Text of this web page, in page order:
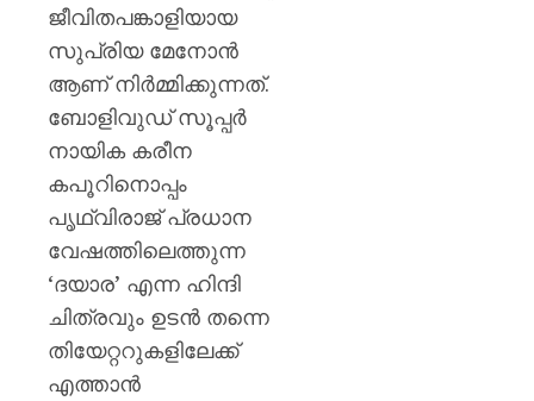
ജീവിതപങ്കാളിയായ
സുപ്രിയ മേനോൻ
ആണ് നിർമ്മിക്കുന്നത്.
ബോളിവുഡ് സൂപ്പർ
നായിക കരീന
കപൂറിനൊപ്പം
പൃഥ്വിരാജ് പ്രധാന
വേഷത്തിലെത്തുന്ന
‘ദയാര’ എന്ന ഹിന്ദി
ചിത്രവും ഉടൻ തന്നെ
തിയേറ്ററുകളിലേക്ക്
എത്താൻ